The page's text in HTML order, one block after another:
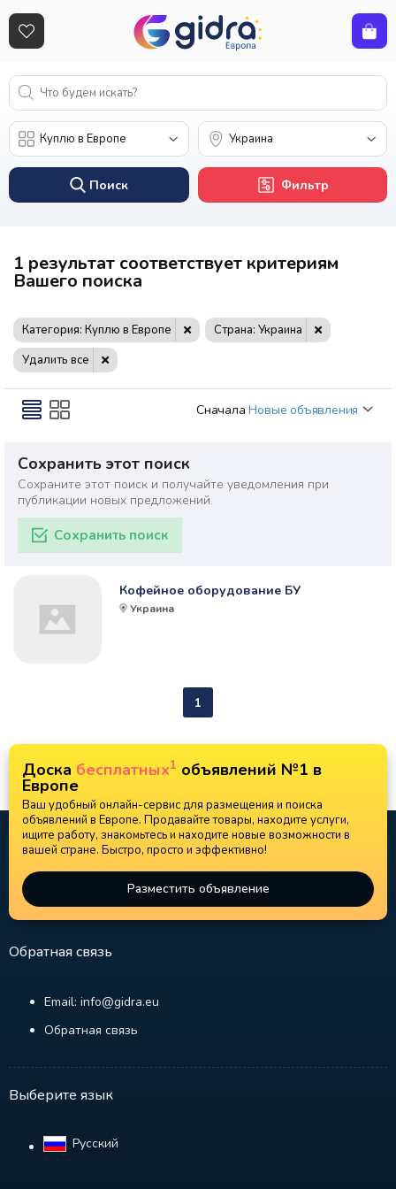
Поиск Фильтр
1 результат соответствует критериям
Вашего поиска
Категория: Куплю в Европе
Страна: Украина
Удалить все
Сначала Новые объявления
Сохранить этот поиск
Сохраните этот поиск и получайте уведомления при
публикации новых предложений.
Сохранить поиск
Кофейное оборудование БУ
Украина
1
Доска бесплатных1 объявлений №1 в
Европе
Ваш удобный онлайн-сервис для размещения и поиска
объявлений в Европе. Продавайте товары, находите услуги,
ищите работу, знакомьтесь и находите новые возможности в
вашей стране. Быстро, просто и эффективно!
Разместить объявление
Обратная связь
Email: info@gidra.eu
Обратная связь
Выберите язык
Русский‎